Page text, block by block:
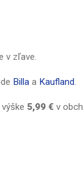
v zľave.
Billa a Kaufland.
5,99 € v